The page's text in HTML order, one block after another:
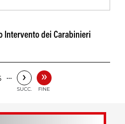
Intervento dei Carabinieri
… ›
SUCC.
»
FINE